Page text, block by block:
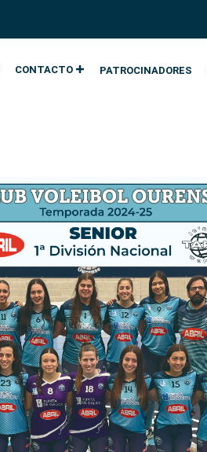
CONTACTO PATROCINADORES